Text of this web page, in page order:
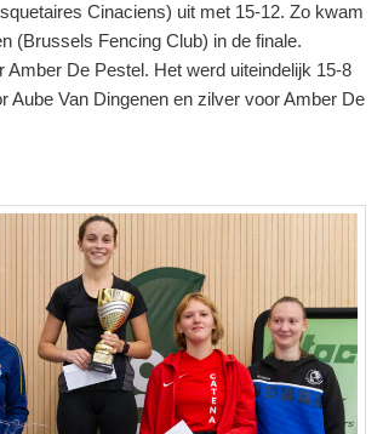
Cinaciens) uit met 15-12. Zo kwam
(Brussels Fencing Club) in de finale.
De Pestel. Het werd uiteindelijk 15-8
Aube Van Dingenen en zilver voor Amber De